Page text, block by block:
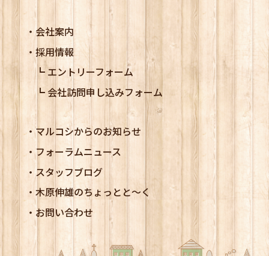
会社案内
採用情報
エントリーフォーム
会社訪問申し込みフォーム
マルコシからのお知らせ
フォーラムニュース
スタッフブログ
木原伸雄のちょっとと～く
お問い合わせ